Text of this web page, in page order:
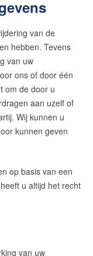
van de
hebben. Tevens
van uw
ons of door één
om de door u
aan uzelf of
Wij kunnen u
kunnen geven
op basis van een
u altijd het recht
van uw